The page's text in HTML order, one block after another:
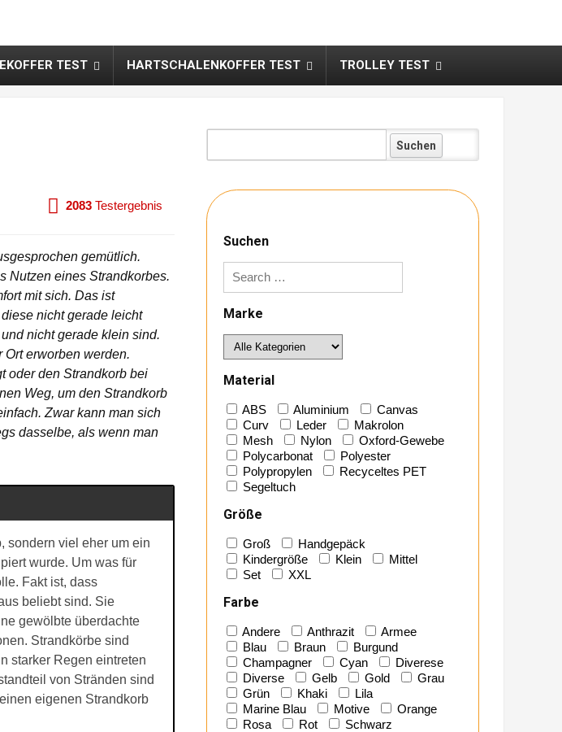
TEST HARTSCHALENKOFFER TEST TROLLEY TEST
2083 Testergebnis
gemütlich.
Nutzen eines Strandkorbes.
mit sich. Das ist
nicht gerade leicht
nicht gerade klein sind.
erworben werden.
oder den Strandkorb bei
Weg, um den Strandkorb
Zwar kann man sich
dasselbe, als wenn man
sondern viel eher um ein
wurde. Um was für
Fakt ist, dass
beliebt sind. Sie
gewölbte überdachte
Strandkörbe sind
starker Regen eintreten
von Stränden sind
eigenen Strandkorb
Suchen
Marke
Material
ABS Aluminium
Canvas
Curv
Leder
Makrolon
Mesh
Nylon
Oxford-Gewebe
Polycarbonat
Polyester
Polypropylen
Recyceltes PET
Segeltuch
Größe
Groß
Handgepäck
Kindergröße
Klein
Mittel
Set
XXL
Farbe
Andere Anthrazit
Armee
Blau
Braun
Burgund
Champagner
Cyan
Diverese
Diverse
Gelb Gold
Grau
Grün
Khaki
Lila
Marine Blau
Motive
Orange
Rosa
Rot
Schwarz